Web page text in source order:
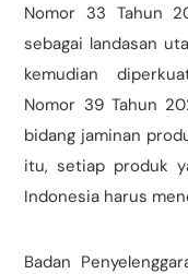
Nomor 33 Tahun
sebagai landasan
kemudian
Nomor 39 Tahun
bidang jaminan
itu, setiap produk
Indonesia harus
Badan